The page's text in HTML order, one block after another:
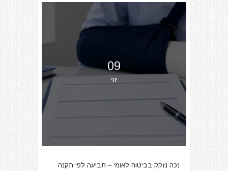
09
יוני
נכה נזקק בביטוח לאומי – תביעה לפי תקנה